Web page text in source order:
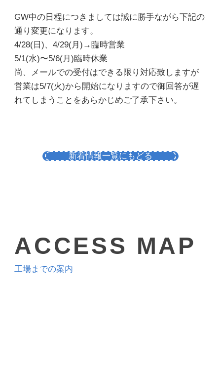
GW中の日程につきましては誠に勝手ながら下記の
通り変更になります。
4/28(日)、4/29(月)→臨時営業
5/1(水)〜5/6(月)臨時休業
尚、メールでの受付はできる限り対応致しますが
営業は5/7(火)から開始になりますので御回答が遅
れてしまうことをあらかじめご了承下さい。
新着情報一覧にもどる
ACCESS MAP
工場までの案内